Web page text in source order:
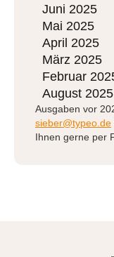
Juni 2025
Mai 2025
April 2025
März 2025
Februar
August 2025
Ausgaben vor
sieber@typeo.de
Ihnen gerne per